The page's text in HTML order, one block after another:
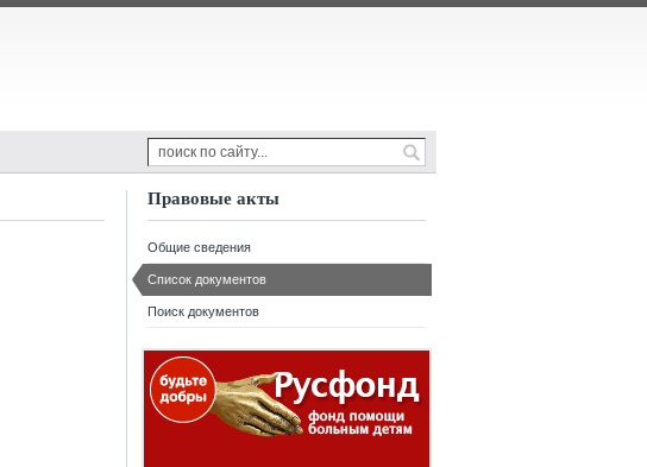
Правовые акты
Общие сведения
Список документов
Поиск документов